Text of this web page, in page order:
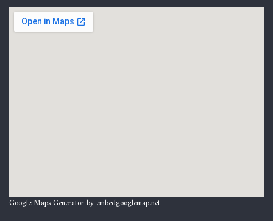
Google Maps Generator by embedgooglemap.net